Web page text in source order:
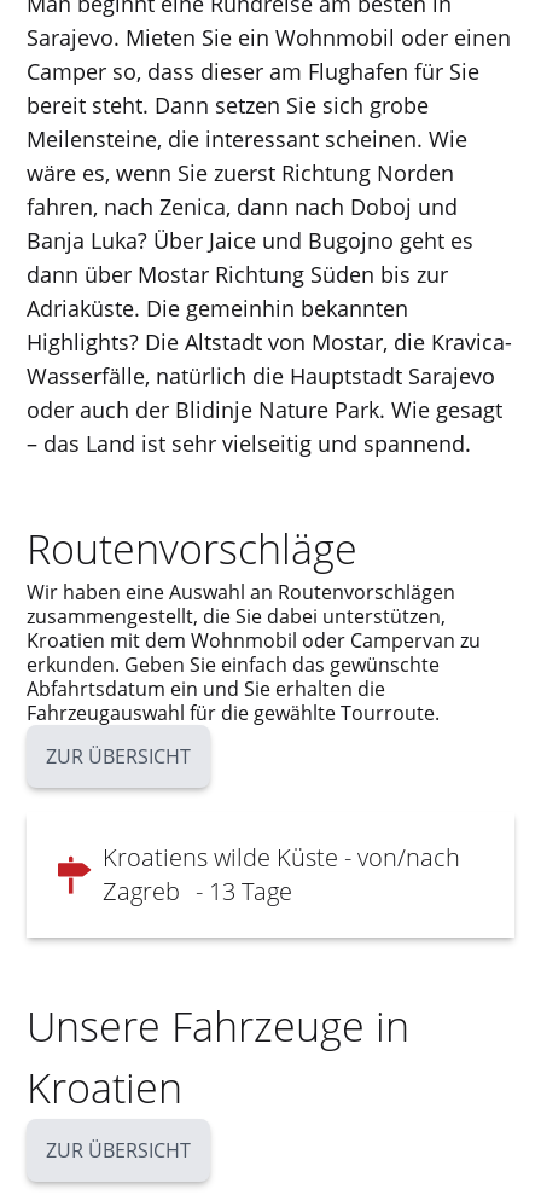
Sarajevo. Mieten Sie ein Wohnmobil oder einen
Camper so, dass dieser am Flughafen für Sie
bereit steht. Dann setzen Sie sich grobe
Meilensteine, die interessant scheinen. Wie
wäre es, wenn Sie zuerst Richtung Norden
fahren, nach Zenica, dann nach Doboj und
Banja Luka? Über Jaice und Bugojno geht es
dann über Mostar Richtung Süden bis zur
Adriaküste. Die gemeinhin bekannten
Highlights? Die Altstadt von Mostar, die Kravica-
Wasserfälle, natürlich die Hauptstadt Sarajevo
oder auch der Blidinje Nature Park. Wie gesagt
– das Land ist sehr vielseitig und spannend.
Routenvorschläge
Wir haben eine Auswahl an Routenvorschlägen
zusammengestellt, die Sie dabei unterstützen,
Kroatien mit dem Wohnmobil oder Campervan zu
erkunden. Geben Sie einfach das gewünschte
Abfahrtsdatum ein und Sie erhalten die
Fahrzeugauswahl für die gewählte Tourroute.
ZUR ÜBERSICHT
Kroatiens wilde Küste - von/nach
Zagreb - 13 Tage
Unsere Fahrzeuge in
Kroatien
ZUR ÜBERSICHT